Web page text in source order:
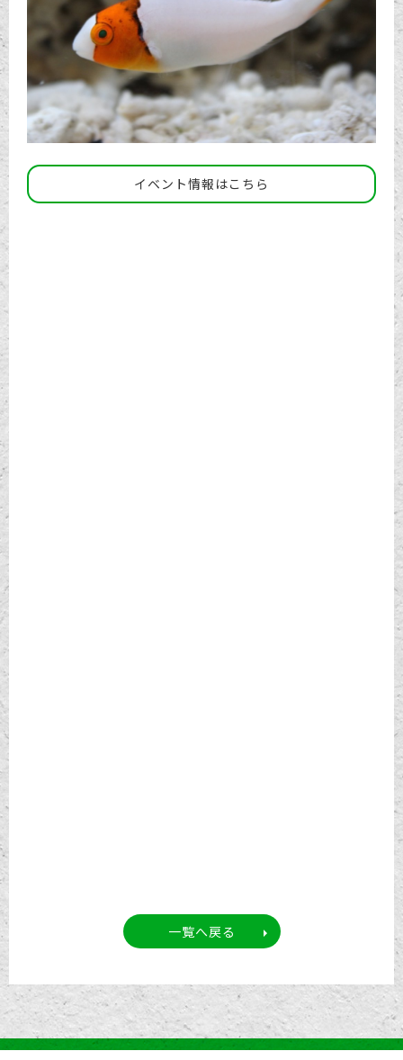
イベント情報はこちら
一覧へ戻る